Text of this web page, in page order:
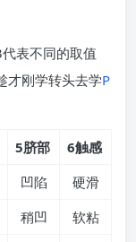
表不同的取值
才刚学转头去学P
5脐部
6触感
凹陷
硬滑
稍凹
软粘